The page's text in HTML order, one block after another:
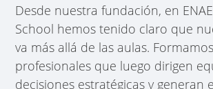
Desde nuestra fundación, en
School hemos tenido claro que
va más allá de las aulas.
profesionales que luego dirigen
decisiones estratégicas y generan